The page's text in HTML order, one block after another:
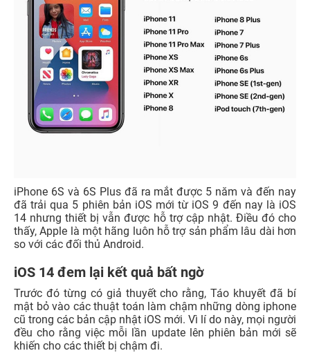
iPhone 6S và 6S Plus đã ra mắt được 5 năm và đến nay
đã trải qua 5 phiên bản iOS mới từ iOS 9 đến nay là iOS
14 nhưng thiết bị vẫn được hỗ trợ cập nhật. Điều đó cho
thấy, Apple là một hãng luôn hỗ trợ sản phẩm lâu dài hơn
so với các đối thủ Android.
iOS 14 đem lại kết quả bất ngờ
Trước đó từng có giả thuyết cho rằng, Táo khuyết đã bí
mật bỏ vào các thuật toán làm chậm những dòng iphone
cũ trong các bản cập nhật iOS mới. Vì lí do này, mọi người
đều cho rằng việc mỗi lần update lên phiên bản mới sẽ
khiến cho các thiết bị chậm đi.